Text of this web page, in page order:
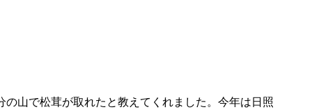
山で松茸が取れたと教えてくれました。今年は日照